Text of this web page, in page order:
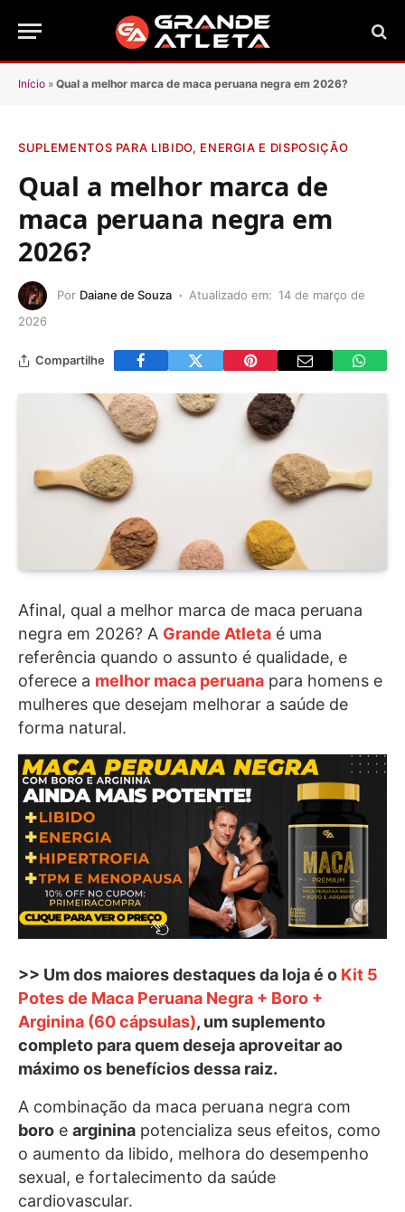
Início » Qual a melhor marca de maca peruana negra em 2026?
SUPLEMENTOS PARA LIBIDO, ENERGIA E DISPOSIÇÃO
Qual a melhor marca de
maca peruana negra em
2026?
Por Daiane de Souza Atualizado em: 14 de março de
2026
Compartilhe
Afinal, qual a melhor marca de maca peruana
negra em 2026? A Grande Atleta é uma
referência quando o assunto é qualidade, e
oferece a melhor maca peruana para homens e
mulheres que desejam melhorar a saúde de
forma natural.
>> Um dos maiores destaques da loja é o Kit 5
Potes de Maca Peruana Negra + Boro +
Arginina (60 cápsulas), um suplemento
completo para quem deseja aproveitar ao
máximo os benefícios dessa raiz.
A combinação da maca peruana negra com
boro e arginina potencializa seus efeitos, como
o aumento da libido, melhora do desempenho
sexual, e fortalecimento da saúde
cardiovascular.